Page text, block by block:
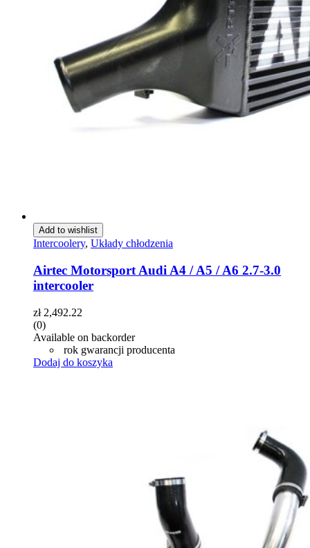
Add to wishlist
Intercoolery, Układy chłodzenia
Airtec Motorsport Audi A4 / A5 / A6 2.7-3.0
intercooler
zł2,492.22
(0)
Available on backorder
rok gwarancji producenta
Dodaj do koszyka